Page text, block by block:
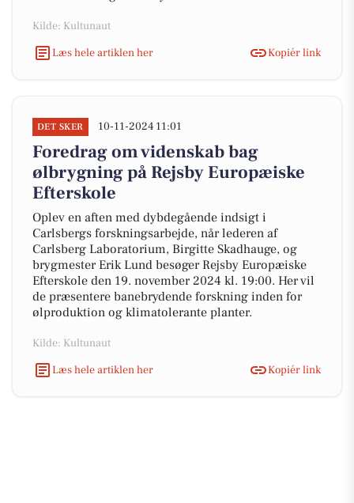
Kilde: Kultunaut
Læs hele artiklen her
Kopiér link
DET SKER 10-11-2024 11:01
Foredrag om videnskab bag
ølbrygning på Rejsby Europæiske
Efterskole
Oplev en aften med dybdegående indsigt i
Carlsbergs forskningsarbejde, når lederen af
Carlsberg Laboratorium, Birgitte Skadhauge, og
brygmester Erik Lund besøger Rejsby Europæiske
Efterskole den 19. november 2024 kl. 19:00. Her vil
de præsentere banebrydende forskning inden for
ølproduktion og klimatolerante planter.
Kilde: Kultunaut
Læs hele artiklen her
Kopiér link